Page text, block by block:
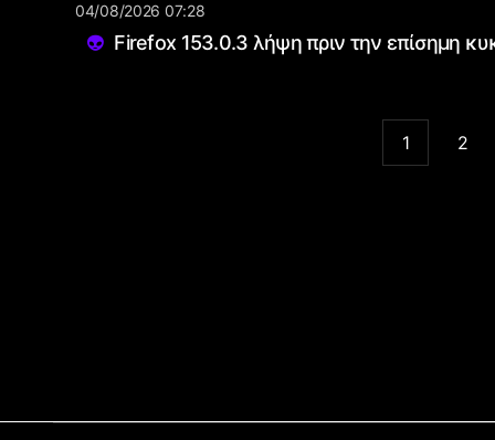
04/08/2026 07:28
Firefox 153.0.3 λήψη πριν την επίσημη
1 2